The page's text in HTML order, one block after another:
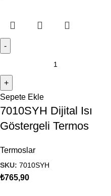
Sepete Ekle
7010SYH Dijital Isı
Göstergeli Termos
Termoslar
SKU: 7010SYH
₺765,90